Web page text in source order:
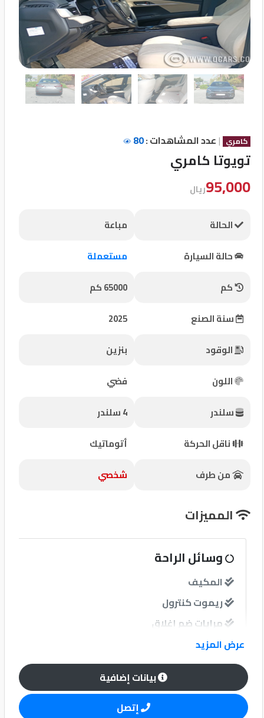
تسجيل
الدخول
English
مستثمري
المعارض
مميزة
إتصل
بنا
المنتدى
كيو
نمبر
كيو
كارز
كيو
ماركت
الدليل
القطري
كامري | عدد المشاهدات :80
تويوتا كامري
95,000ريال
الحالة
مباعة
حالة السيارة
مستعملة
كم
65000 كم
سنة الصنع
2025
الوقود
بنزين
اللون
فضي
سلندر
4 سلندر
ناقل الحركة
أتوماتيك
من طرف
شخصي
المميزات
وسائل الراحة
المكيف
ريموت كنترول
مرايات ضم إغلاق
نوافذ
نوافذ كهربائية امامية
عرض المزيد
بيانات إضافية
إتصل